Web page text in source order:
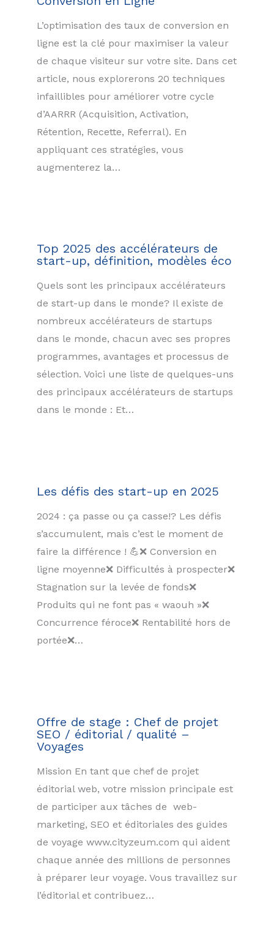
L’optimisation des taux de conversion en
ligne est la clé pour maximiser la valeur
de chaque visiteur sur votre site. Dans cet
article, nous explorerons 20 techniques
infaillibles pour améliorer votre cycle
d’AARRR (Acquisition, Activation,
Rétention, Recette, Referral). En
appliquant ces stratégies, vous
augmenterez la…
Top 2025 des accélérateurs de
start-up, définition, modèles éco
Quels sont les principaux accélérateurs
de start-up dans le monde? Il existe de
nombreux accélérateurs de startups
dans le monde, chacun avec ses propres
programmes, avantages et processus de
sélection. Voici une liste de quelques-uns
des principaux accélérateurs de startups
dans le monde : Et…
Les défis des start-up en 2025
2024 : ça passe ou ça casse!? Les défis
s’accumulent, mais c’est le moment de
faire la différence ! 💪❌ Conversion en
ligne moyenne❌ Difficultés à prospecter❌
Stagnation sur la levée de fonds❌
Produits qui ne font pas « waouh »❌
Concurrence féroce❌ Rentabilité hors de
portée❌…
Offre de stage : Chef de projet
SEO / éditorial / qualité –
Voyages
Mission En tant que chef de projet
éditorial web, votre mission principale est
de participer aux tâches de web-
marketing, SEO et éditoriales des guides
de voyage www.cityzeum.com qui aident
chaque année des millions de personnes
à préparer leur voyage. Vous travaillez sur
l’éditorial et contribuez…